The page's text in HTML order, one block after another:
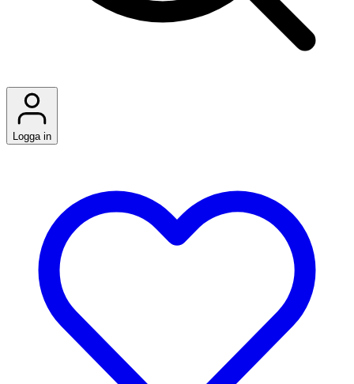
Logga in